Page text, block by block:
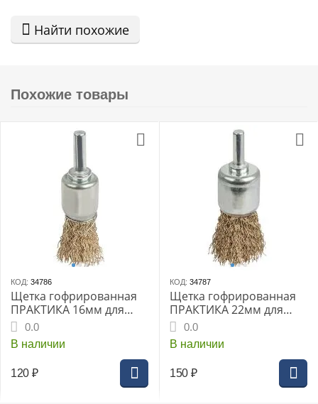
Найти похожие
Похожие товары
КОД: 34786
Щетка гофрированная
ПРАКТИКА 16мм для
дрели кистеобразная
мягкая блистер (773-422)
0.0
В наличии
120 ₽
КОД: 34787
Щетка гофрированная
ПРАКТИКА 22мм для
дрели кистеобразная
мягкая блистер (773-439)
0.0
В наличии
150 ₽